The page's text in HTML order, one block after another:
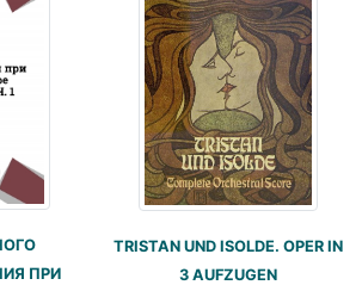
ПРИ
TRISTAN UND ISOLDE. OPER IN
3 AUFZUGEN